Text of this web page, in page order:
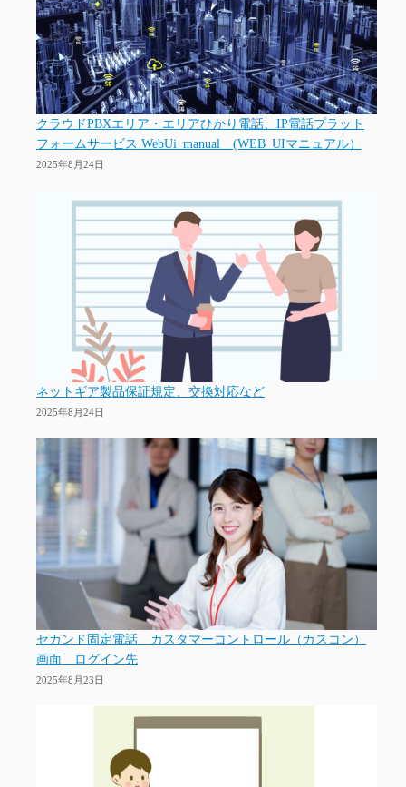
クラウドPBXエリア・エリアひかり電話、IP電話プラット
フォームサービス WebUi_manual (WEB_UIマニュアル）
2025年8月24日
ネットギア製品保証規定、交換対応など
2025年8月24日
セカンド固定電話 カスタマーコントロール（カスコン）
画面 ログイン先
2025年8月23日